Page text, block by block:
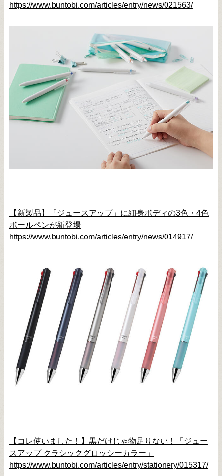
https://www.buntobi.com/articles/entry/news/021563/
【新製品】「ジュースアップ」に細身ボディの3色・4色
ボールペンが新登場
https://www.buntobi.com/articles/entry/news/014917/
【コレ使いました！】黒だけじゃ物足りない！「ジュー
スアップ クラシックグロッシーカラー」
https://www.buntobi.com/articles/entry/stationery/015317/